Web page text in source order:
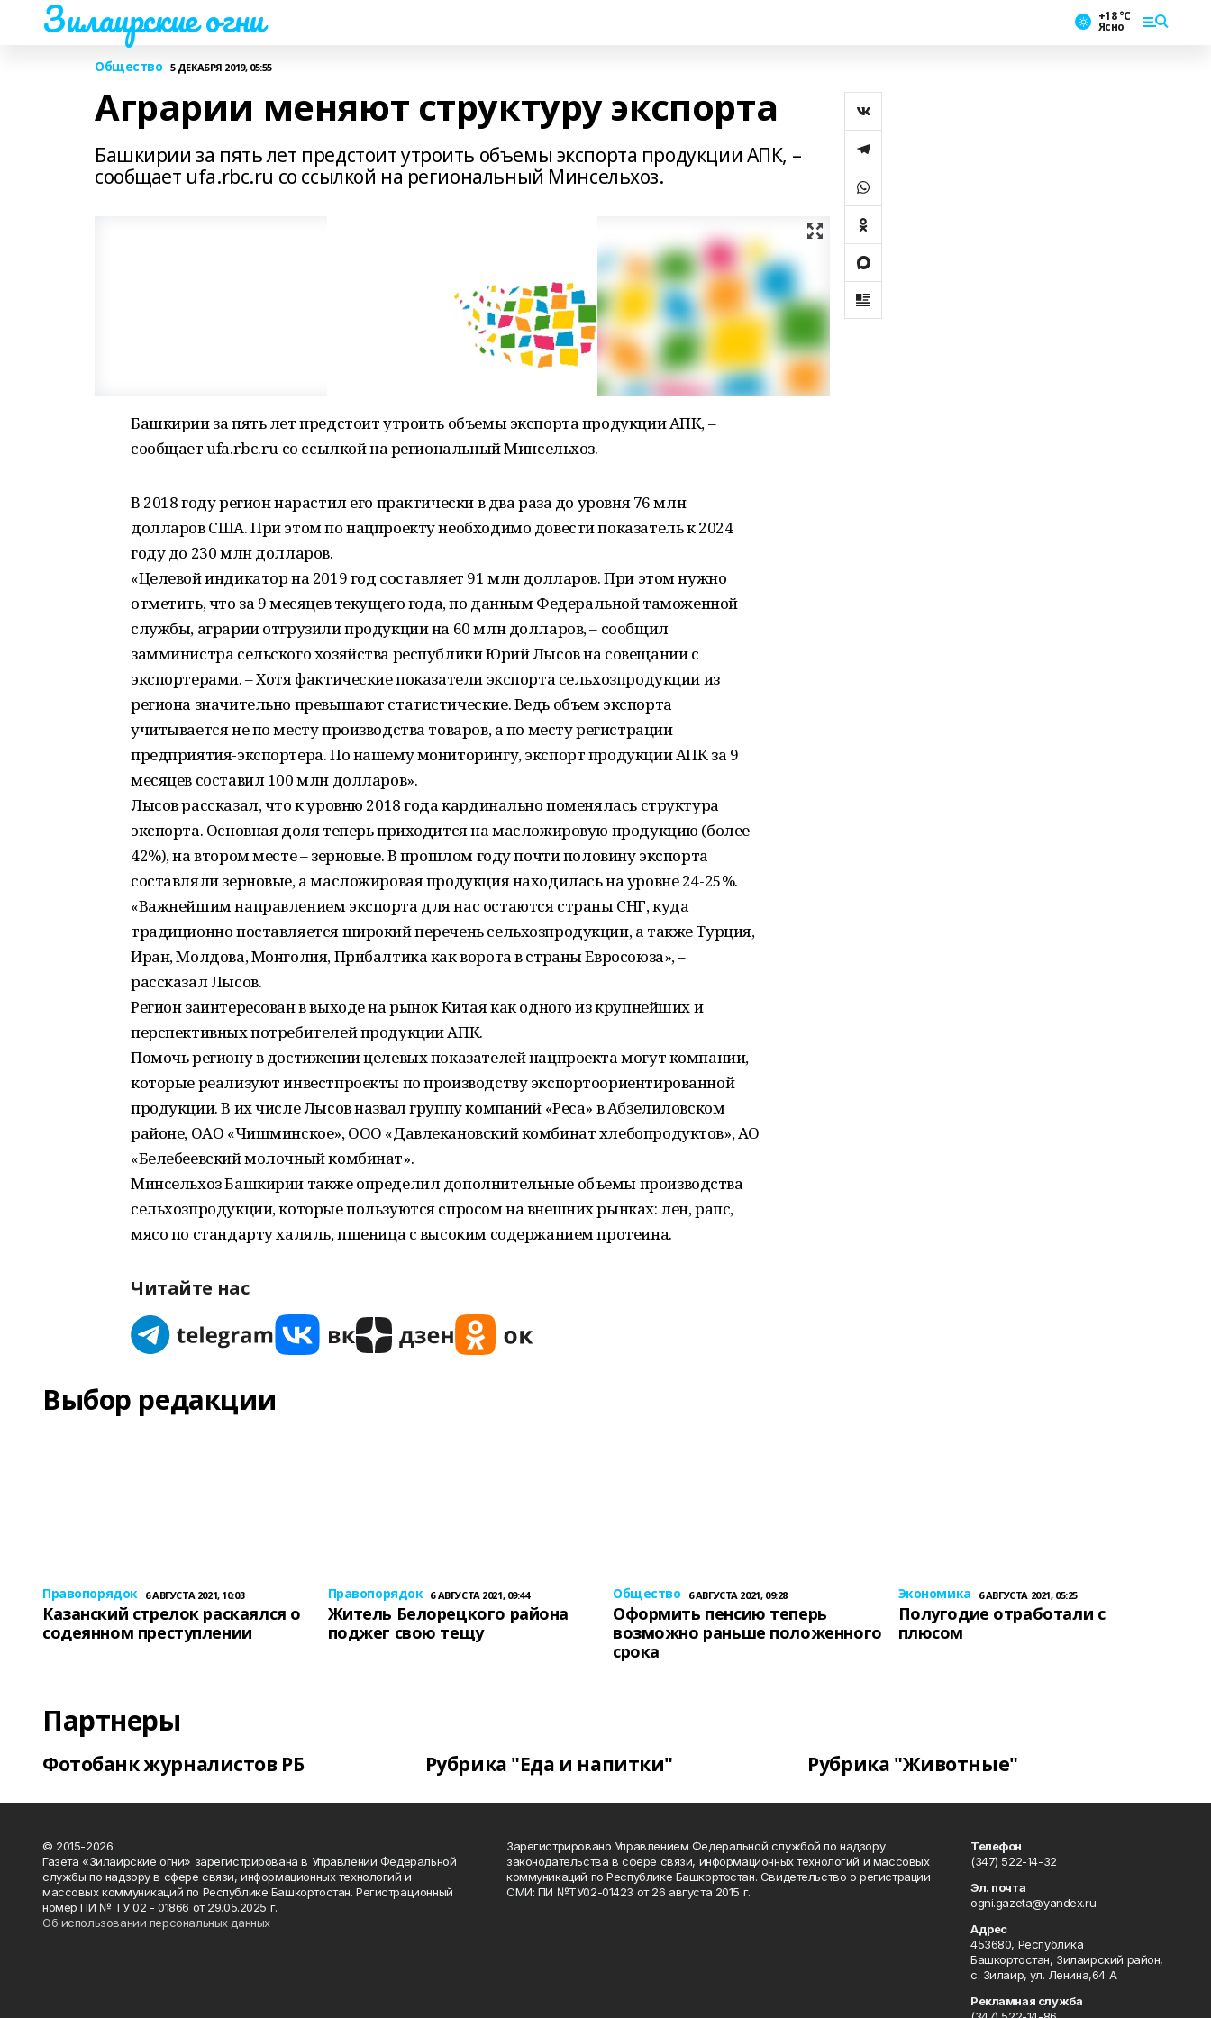
Зилаирские огни +18 °С
Ясно
Общество 5 ДЕКАБРЯ 2019, 05:55
Аграрии меняют структуру экспорта
Башкирии за пять лет предстоит утроить объемы экспорта продукции АПК, –
сообщает ufa.rbc.ru со ссылкой на региональный Минсельхоз.
Башкирии за пять лет предстоит утроить объемы экспорта продукции АПК, –
сообщает ufa.rbc.ru со ссылкой на региональный Минсельхоз.
В 2018 году регион нарастил его практически в два раза до уровня 76 млн
долларов США. При этом по нацпроекту необходимо довести показатель к 2024
году до 230 млн долларов.
«Целевой индикатор на 2019 год составляет 91 млн долларов. При этом нужно
отметить, что за 9 месяцев текущего года, по данным Федеральной таможенной
службы, аграрии отгрузили продукции на 60 млн долларов, – сообщил
замминистра сельского хозяйства республики Юрий Лысов на совещании с
экспортерами. – Хотя фактические показатели экспорта сельхозпродукции из
региона значительно превышают статистические. Ведь объем экспорта
учитывается не по месту производства товаров, а по месту регистрации
предприятия-экспортера. По нашему мониторингу, экспорт продукции АПК за 9
месяцев составил 100 млн долларов».
Лысов рассказал, что к уровню 2018 года кардинально поменялась структура
экспорта. Основная доля теперь приходится на масложировую продукцию (более
42%), на втором месте – зерновые. В прошлом году почти половину экспорта
составляли зерновые, а масложировая продукция находилась на уровне 24-25%.
«Важнейшим направлением экспорта для нас остаются страны СНГ, куда
традиционно поставляется широкий перечень сельхозпродукции, а также Турция,
Иран, Молдова, Монголия, Прибалтика как ворота в страны Евросоюза», –
рассказал Лысов.
Регион заинтересован в выходе на рынок Китая как одного из крупнейших и
перспективных потребителей продукции АПК.
Помочь региону в достижении целевых показателей нацпроекта могут компании,
которые реализуют инвестпроекты по производству экспортоориентированной
продукции. В их числе Лысов назвал группу компаний «Реса» в Абзелиловском
районе, ОАО «Чишминское», ООО «Давлекановский комбинат хлебопродуктов», АО
«Белебеевский молочный комбинат».
Минсельхоз Башкирии также определил дополнительные объемы производства
сельхозпродукции, которые пользуются спросом на внешних рынках: лен, рапс,
мясо по стандарту халяль, пшеница с высоким содержанием протеина.
Читайте нас
Выбор редакции
Правопорядок 6 АВГУСТА 2021, 10:03
Казанский стрелок раскаялся о
содеянном преступлении
Правопорядок 6 АВГУСТА 2021, 09:44
Житель Белорецкого района
поджег свою тещу
Общество 6 АВГУСТА 2021, 09:28
Оформить пенсию теперь
возможно раньше положенного
срока
Экономика 6 АВГУСТА 2021, 05:25
Полугодие отработали с
плюсом
Партнеры
Фотобанк журналистов РБ Рубрика "Еда и напитки" Рубрика "Животные"
© 2015-2026
Газета «Зилаирские огни» зарегистрирована в Управлении Федеральной
службы по надзору в сфере связи, информационных технологий и
массовых коммуникаций по Республике Башкортостан. Регистрационный
номер ПИ № ТУ 02 - 01866 от 29.05.2025 г.
Об использовании персональных данных
Зарегистрировано Управлением Федеральной службой по надзору
законодательства в сфере связи, информационных технологий и массовых
коммуникаций по Республике Башкортостан. Свидетельство о регистрации
СМИ: ПИ №ТУ02-01423 от 26 августа 2015 г.
Телефон
(347) 522-14-32
Эл. почта
ogni.gazeta@yandex.ru
Адрес
453680, Республика
Башкортостан, Зилаирский район,
с. Зилаир, ул. Ленина,64 А
Рекламная служба